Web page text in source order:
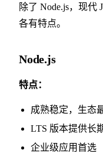
除了 Node.js，现代
各有特点。
Node.js
特点：
成熟稳定，生态
LTS 版本提供长
企业级应用首选